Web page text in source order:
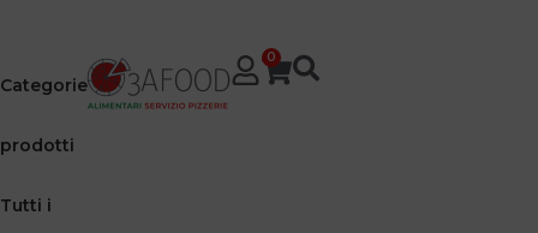
Categorie
prodotti
Tutti i
0